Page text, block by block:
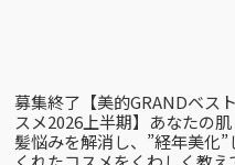
募集終了【美的GRANDベス
スメ2026上半期】あなたの肌
髪悩みを解消し、”経年美化”